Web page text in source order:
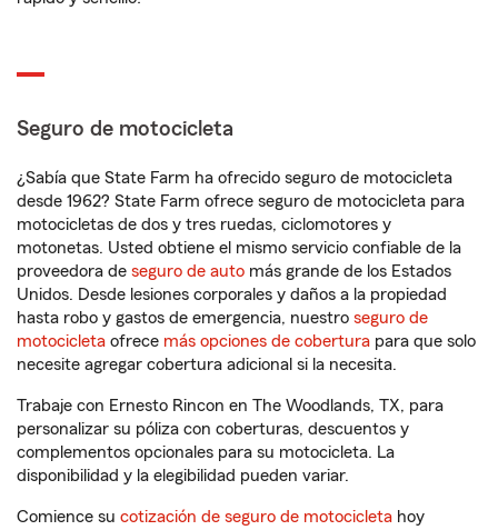
Seguro de motocicleta
¿Sabía que State Farm ha ofrecido seguro de motocicleta
desde 1962? State Farm ofrece seguro de motocicleta para
motocicletas de dos y tres ruedas, ciclomotores y
motonetas. Usted obtiene el mismo servicio confiable de la
proveedora de seguro de auto más grande de los Estados
Unidos. Desde lesiones corporales y daños a la propiedad
hasta robo y gastos de emergencia, nuestro seguro de
motocicleta ofrece más opciones de cobertura para que solo
necesite agregar cobertura adicional si la necesita.
Trabaje con Ernesto Rincon en The Woodlands, TX, para
personalizar su póliza con coberturas, descuentos y
complementos opcionales para su motocicleta. La
disponibilidad y la elegibilidad pueden variar.
Comience su cotización de seguro de motocicleta hoy